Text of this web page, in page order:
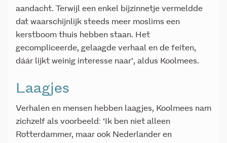
aandacht. Terwijl een enkel bijzinnetje vermeldde
dat waarschijnlijk steeds meer moslims een
kerstboom thuis hebben staan. Het
gecompliceerde, gelaagde verhaal en de feiten,
dáár lijkt weinig interesse naar’, aldus Koolmees.
Laagjes
Verhalen en mensen hebben laagjes, Koolmees nam
zichzelf als voorbeeld: ‘Ik ben niet alleen
Rotterdammer, maar ook Nederlander en